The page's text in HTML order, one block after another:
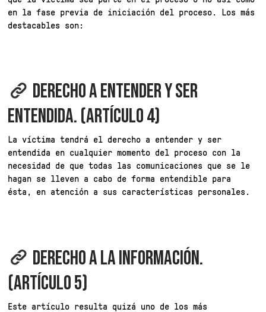
en la fase previa de iniciación del proceso. Los más
destacables son:
DERECHO A ENTENDER Y SER
ENTENDIDA. (ARTÍCULO 4)
La víctima tendrá el derecho a entender y ser
entendida en cualquier momento del proceso con la
necesidad de que todas las comunicaciones que se le
hagan se lleven a cabo de forma entendible para
ésta, en atención a sus características personales.
DERECHO A LA INFORMACIÓN.
(ARTÍCULO 5)
Este artículo resulta quizá uno de los más